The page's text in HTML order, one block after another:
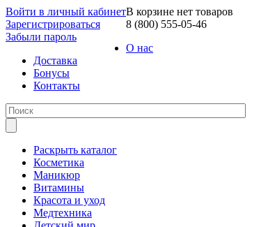
Войти в личный кабинет
Зарегистрироваться
Забыли пароль
В корзине нет товаров
8 (800) 555-05-46
О нас
Доставка
Бонусы
Контакты
Раскрыть каталог
Косметика
Маникюр
Витамины
Красота и уход
Медтехника